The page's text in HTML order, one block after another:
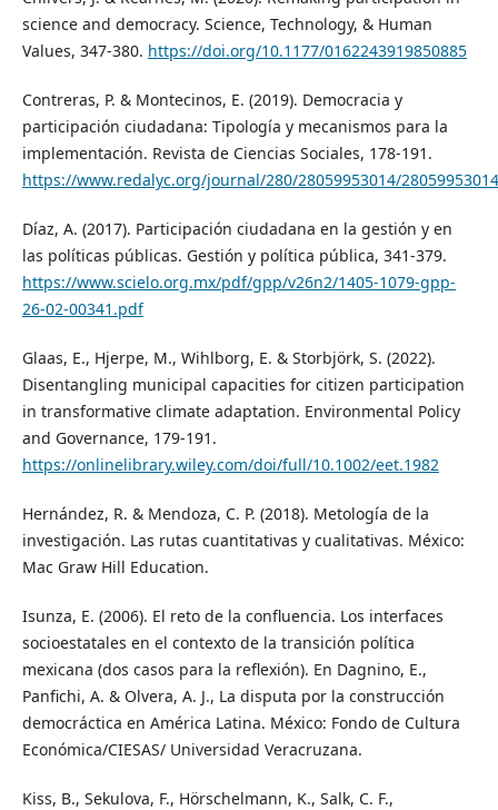
science and democracy. Science, Technology, & Human
Values, 347-380. https://doi.org/10.1177/0162243919850885
Contreras, P. & Montecinos, E. (2019). Democracia y
participación ciudadana: Tipología y mecanismos para la
implementación. Revista de Ciencias Sociales, 178-191.
https://www.redalyc.org/journal/280/28059953014/
Díaz, A. (2017). Participación ciudadana en la gestión y en
las políticas públicas. Gestión y política pública, 341-379.
https://www.scielo.org.mx/pdf/gpp/v26n2/1405-1079-gpp-
26-02-00341.pdf
Glaas, E., Hjerpe, M., Wihlborg, E. & Storbjörk, S. (2022).
Disentangling municipal capacities for citizen participation
in transformative climate adaptation. Environmental Policy
and Governance, 179-191.
https://onlinelibrary.wiley.com/doi/full/10.1002/eet.1982
Hernández, R. & Mendoza, C. P. (2018). Metología de la
investigación. Las rutas cuantitativas y cualitativas. México:
Mac Graw Hill Education.
Isunza, E. (2006). El reto de la confluencia. Los interfaces
socioestatales en el contexto de la transición política
mexicana (dos casos para la reflexión). En Dagnino, E.,
Panfichi, A. & Olvera, A. J., La disputa por la construcción
democráctica en América Latina. México: Fondo de Cultura
Económica/CIESAS/ Universidad Veracruzana.
Kiss, B., Sekulova, F., Hörschelmann, K., Salk, C. F.,